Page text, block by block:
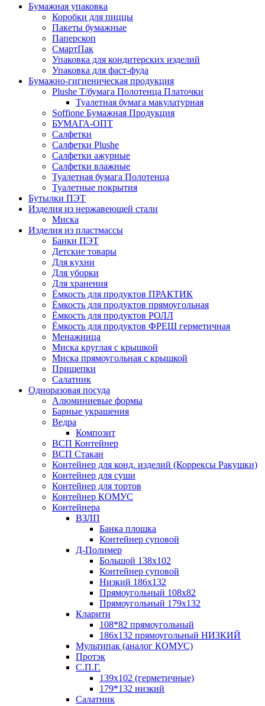
Бумажная упаковка
Коробки для пиццы
Пакеты бумажные
Паперскоп
СмартПак
Упаковка для кондитерских иэделий
Упаковка для фаст-фуда
Бумажно-гигиеническая продукция
Plushe Т/бумага Полотенца Платочки
Туалетная бумага макулатурная
Soffione Бумажная Продукция
БУМАГА-ОПТ
Салфетки
Салфетки Plushe
Салфетки ажурные
Салфетки влажные
Туалетная бумага Полотенца
Туалетные покрытия
Бутылки ПЭТ
Изделия из нержавеющей стали
Миска
Изделия из пластмассы
Банки ПЭТ
Детские товары
Для кухни
Для уборки
Для хранения
Ёмкость для продуктов ПРАКТИК
Ёмкость для продуктов прямоугольная
Ёмкость для продуктов РОЛЛ
Ёмкость для продуктов ФРЕШ герметичная
Менажница
Миска круглая с крышкой
Миска прямоугольная с крышкой
Прищепки
Салатник
Одноразовая посуда
Алюминиевые формы
Барные украшения
Ведра
Композит
ВСП Контейнер
ВСП Стакан
Контейнер для конд. изделий (Коррексы Ракушки)
Контейнер для суши
Контейнер для тортов
Контейнер КОМУС
Контейнера
ВЗЛП
Банка плошка
Контейнер суповой
Д-Полимер
Большой 138х102
Контейнер суповой
Низкий 186х132
Прямоугольный 108х82
Прямоугольный 179х132
Кларити
108*82 прямоугольный
186х132 прямоугольный НИЗКИЙ
Мультипак (аналог КОМУС)
Протэк
С.П.Г.
139х102 (герметичные)
179*132 низкий
Салатник